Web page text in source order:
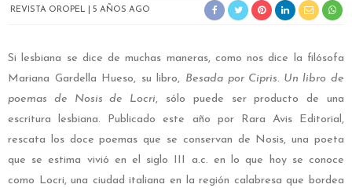
REVISTA OROPEL 5 AÑOS AGO
Si lesbiana se dice de muchas maneras, como nos dice la filósofa
Mariana Gardella Hueso, su libro, Besada por Cipris. Un libro de
poemas de Nosis de Locri, sólo puede ser producto de una
escritura lesbiana. Publicado este año por Rara Avis Editorial,
rescata los doce poemas que se conservan de Nosis, una poeta
que se estima vivió en el siglo III a.c. en lo que hoy se conoce
como Locri, una ciudad italiana en la región calabresa que bordea